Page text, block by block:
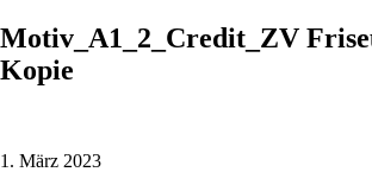
Motiv_A1_2_Credit_ZV
Kopie
1. März 2023